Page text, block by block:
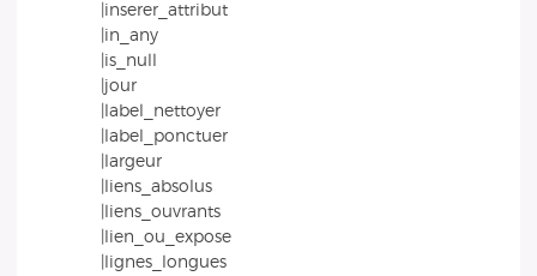
|inserer_attribut
|in_any
|is_null
|jour
|label_nettoyer
|label_ponctuer
|largeur
|liens_absolus
|liens_ouvrants
|lien_ou_expose
|lignes_longues